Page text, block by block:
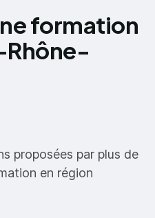
formation
proposées par plus de
en région